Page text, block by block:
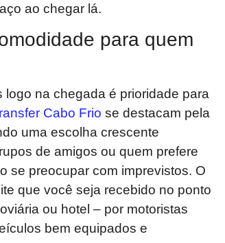
ao chegar lá.
para quem
na chegada é prioridade para
Cabo Frio se destacam pela
uma escolha crescente
de amigos ou quem prefere
se preocupar com imprevistos. O
que você seja recebido no ponto
ou hotel – por motoristas
bem equipados e